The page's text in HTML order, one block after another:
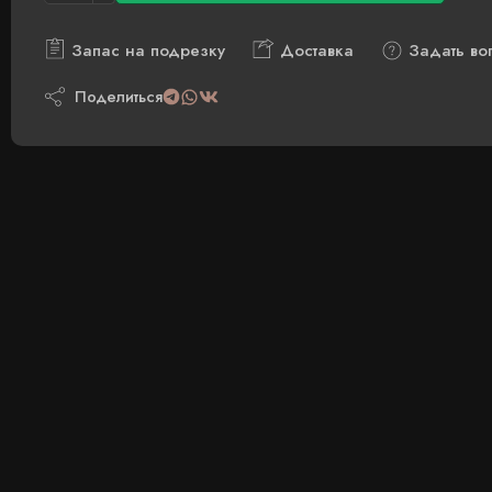
Запас на подрезку Доставка Задать
Поделиться